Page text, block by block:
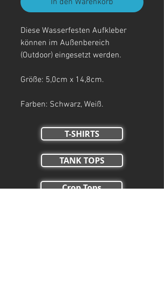
In den Warenkorb
Diese Wasserfesten Aufkleber
können im Außenbereich
(Outdoor) eingesetzt werden.
Größe: 5,0cm x 14,8cm.
Farben: Schwarz, Weiß.
T-SHIRTS
TANK TOPS
Crop Tops